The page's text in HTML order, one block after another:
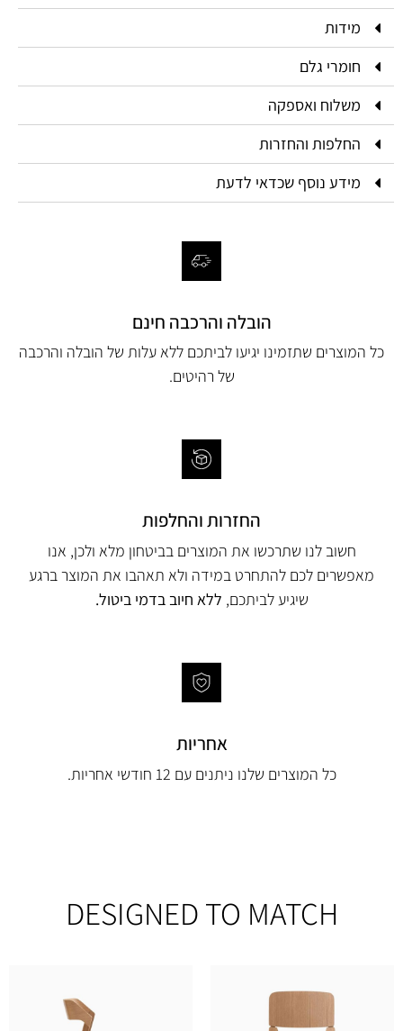
מידות
חומרי גלם
משלוח ואספקה
החלפות והחזרות
מידע נוסף שכדאי לדעת
הובלה והרכבה חינם
כל המוצרים שתזמינו יגיעו לביתכם ללא עלות של הובלה והרכבה
של רהיטים.
החזרות והחלפות
חשוב לנו שתרכשו את המוצרים בביטחון מלא ולכן, אנו
מאפשרים לכם להתחרט במידה ולא תאהבו את המוצר ברגע
שיגיע לביתכם, ללא חיוב בדמי ביטול.
אחריות
כל המוצרים שלנו ניתנים עם 12 חודשי אחריות.
DESIGNED TO MATCH